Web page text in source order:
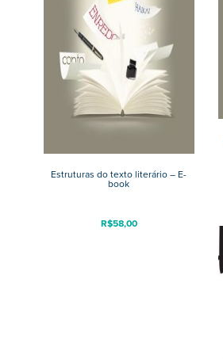
Estruturas do texto literário – E-
book
R$58,00